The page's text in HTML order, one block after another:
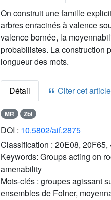
On construit une famille
arbres enracinés à valence
valence bornée, la
probabilistes. La construction
longueur des mots.
Détail Citer cet article
MR Zbl
DOI : 10.5802/aif.2875
Classification : 20E08, 20F65,
Keywords: Groups acting on
amenability
Mots-clés : groupes agissant
ensembles de Folner,